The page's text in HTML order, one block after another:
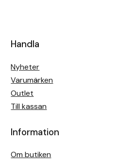
Handla
Nyheter
Varumärken
Outlet
Till kassan
Information
Om butiken
Eclipse Biofarmab
Ekholm Nordic
Ekol